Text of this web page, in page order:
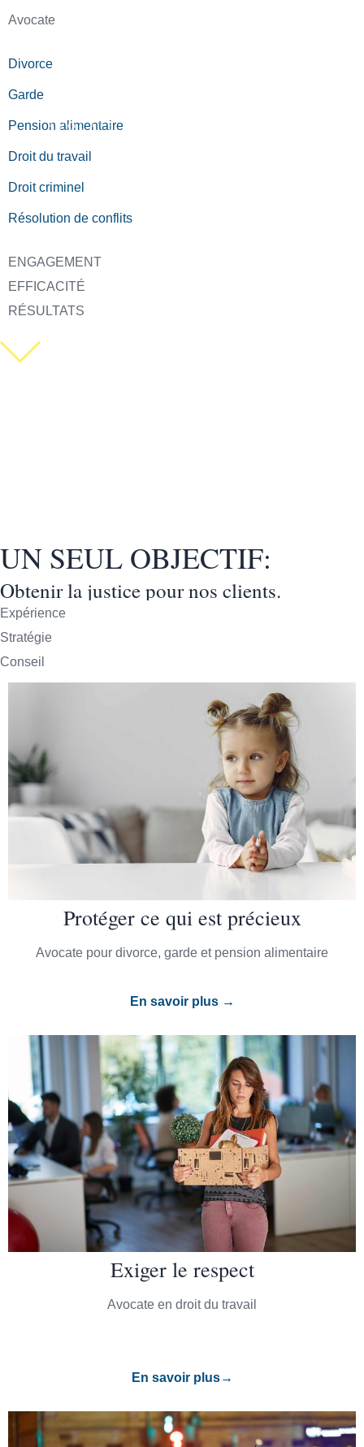
Avocate
Divorce
Garde
Pension alimentaire
Droit du travail
Droit criminel
Résolution de conflits
ENGAGEMENT
EFFICACITÉ
RÉSULTATS
UN SEUL OBJECTIF:
Obtenir la justice pour nos clients.
Expérience
Stratégie
Conseil
Protéger ce qui est précieux
Avocate pour divorce, garde et pension alimentaire
En savoir plus →
Exiger le respect
Avocate en droit du travail
En savoir plus→